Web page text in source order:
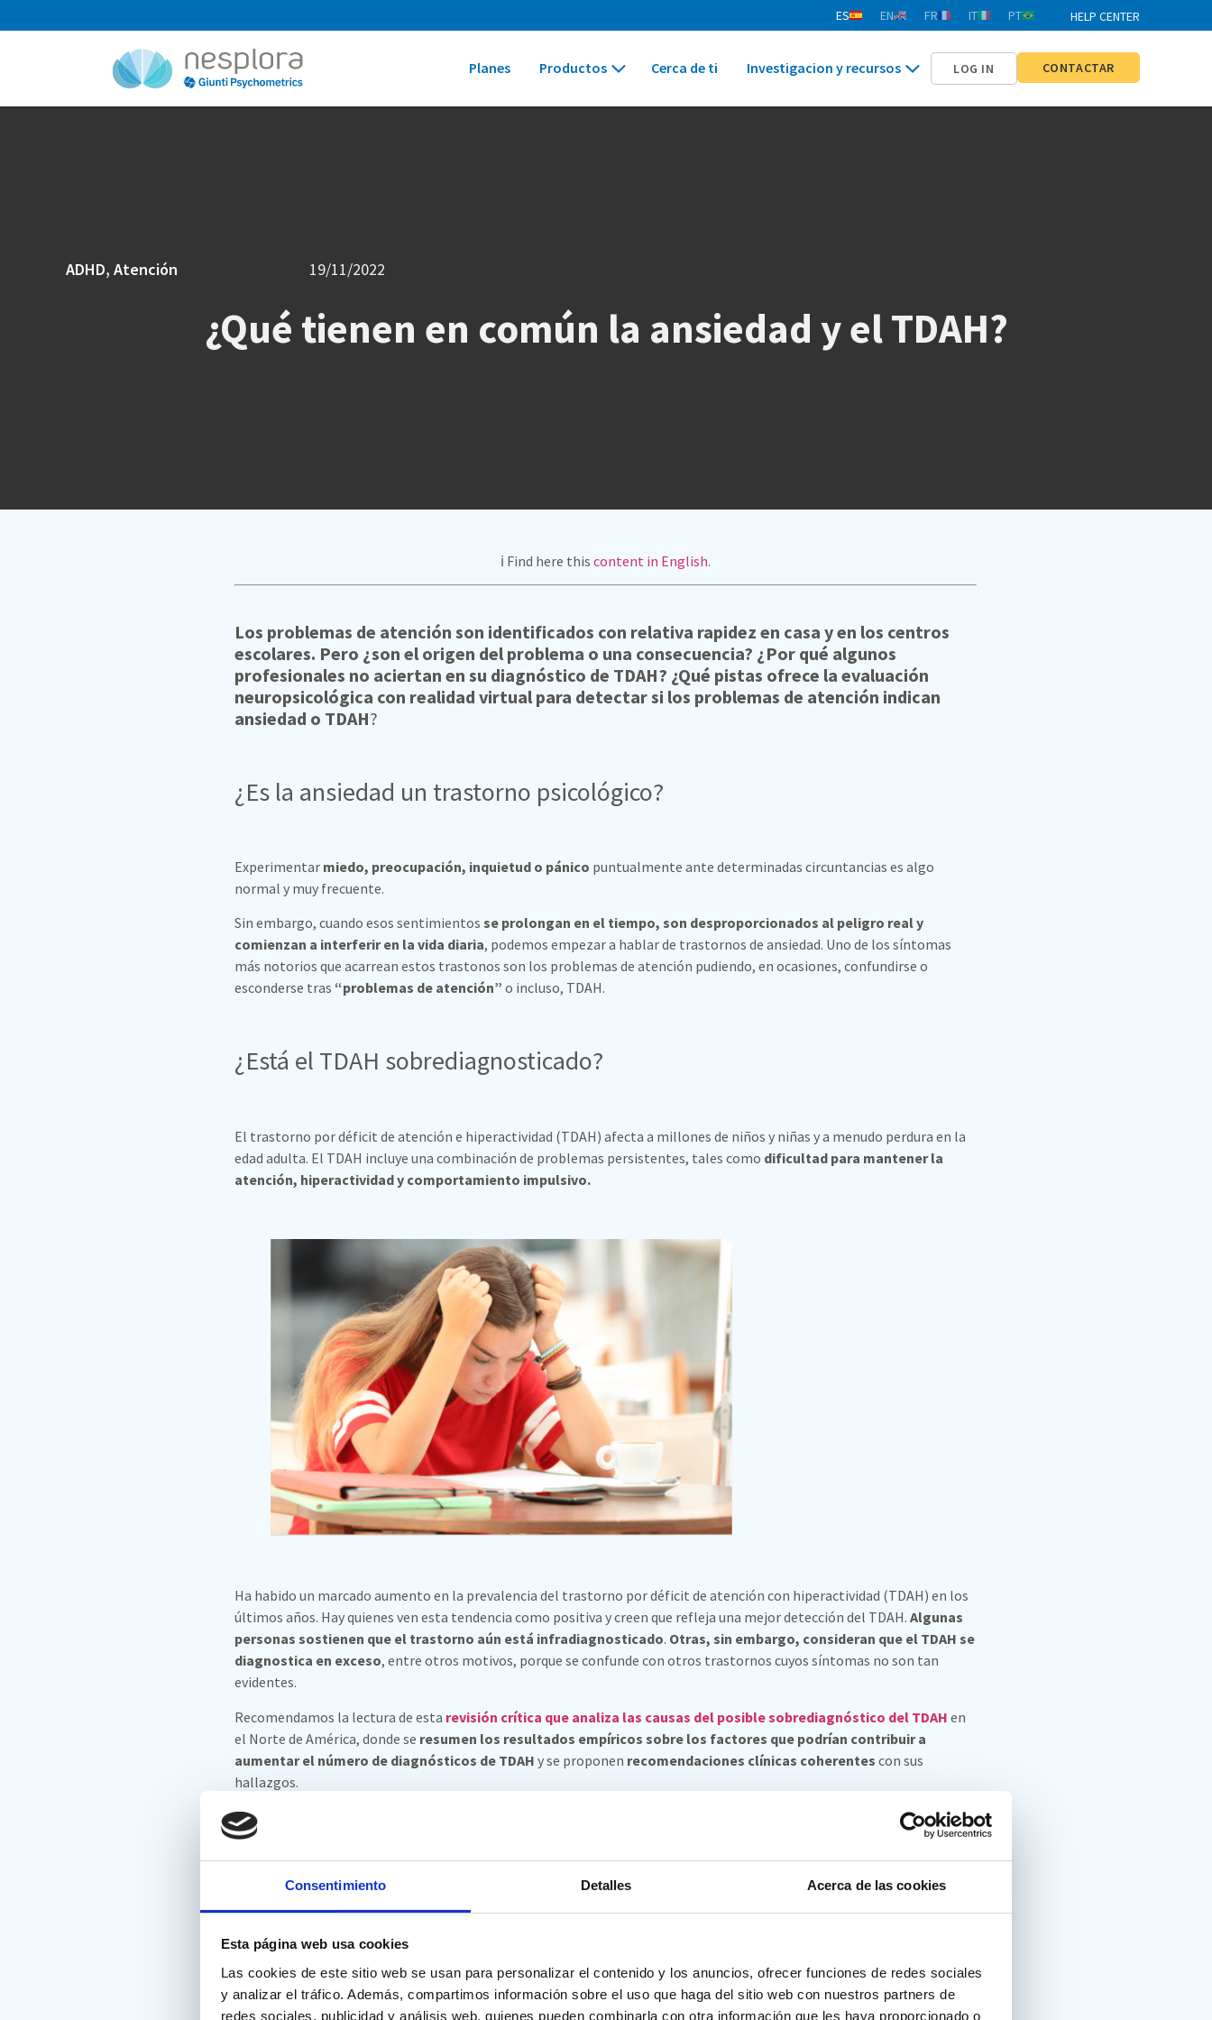
Consentimiento Detalles Acerca de las cookies
Esta página web usa cookies
Las cookies de este sitio web se usan para personalizar el contenido y los anuncios, ofrecer funciones de redes sociales
y analizar el tráfico. Además, compartimos información sobre el uso que haga del sitio web con nuestros partners de
redes sociales, publicidad y análisis web, quienes pueden combinarla con otra información que les haya proporcionado o
HELP CENTER
ES EN FR IT PT
Planes Productos Cerca de ti Investigacion y recursos LOG IN CONTACTAR
ADHD, Atención 19/11/2022
¿Qué tienen en común la ansiedad y el TDAH?
ℹ️ Find here this content in English.
Los problemas de atención son identificados con relativa rapidez en casa y en los centros
escolares. Pero ¿son el origen del problema o una consecuencia? ¿Por qué algunos
profesionales no aciertan en su diagnóstico de TDAH? ¿Qué pistas ofrece la evaluación
neuropsicológica con realidad virtual para detectar si los problemas de atención indican
ansiedad o TDAH?
¿Es la ansiedad un trastorno psicológico?
Experimentar miedo, preocupación, inquietud o pánico puntualmente ante determinadas circuntancias es algo
normal y muy frecuente.
Sin embargo, cuando esos sentimientos se prolongan en el tiempo, son desproporcionados al peligro real y
comienzan a interferir en la vida diaria, podemos empezar a hablar de trastornos de ansiedad. Uno de los síntomas
más notorios que acarrean estos trastonos son los problemas de atención pudiendo, en ocasiones, confundirse o
esconderse tras “problemas de atención” o incluso, TDAH.
¿Está el TDAH sobrediagnosticado?
El trastorno por déficit de atención e hiperactividad (TDAH) afecta a millones de niños y niñas y a menudo perdura en la
edad adulta. El TDAH incluye una combinación de problemas persistentes, tales como dificultad para mantener la
atención, hiperactividad y comportamiento impulsivo.
Ha habido un marcado aumento en la prevalencia del trastorno por déficit de atención con hiperactividad (TDAH) en los
últimos años. Hay quienes ven esta tendencia como positiva y creen que refleja una mejor detección del TDAH. Algunas
personas sostienen que el trastorno aún está infradiagnosticado. Otras, sin embargo, consideran que el TDAH se
diagnostica en exceso, entre otros motivos, porque se confunde con otros trastornos cuyos síntomas no son tan
evidentes.
Recomendamos la lectura de esta revisión crítica que analiza las causas del posible sobrediagnóstico del TDAH en
el Norte de América, donde se resumen los resultados empíricos sobre los factores que podrían contribuir a
aumentar el número de diagnósticos de TDAH y se proponen recomendaciones clínicas coherentes con sus
hallazgos.
Asimismo, en el estudio se
realidad virtual en la evaluación ya
que ha mostrado una mayor especificidad y validez ecológica.
Ansiedad vs TDAH